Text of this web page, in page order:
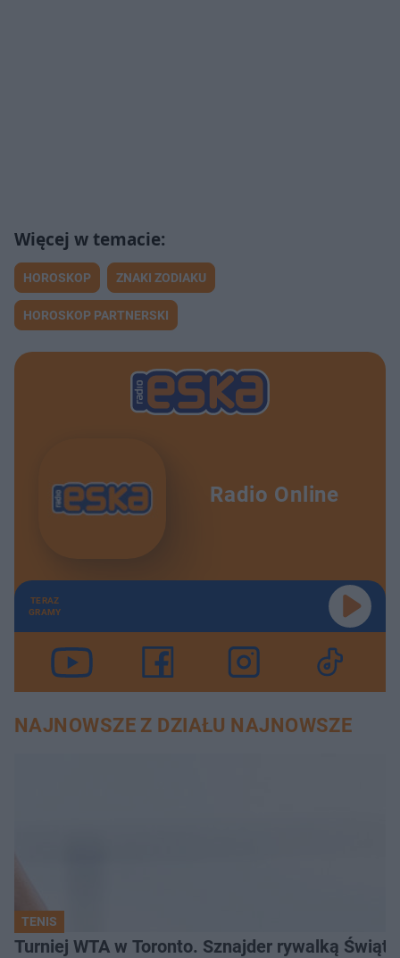
HOROSKOP ZNAKI ZODIAKU
HOROSKOP PARTNERSKI
Radio Online
TERAZ
GRAMY
NAJNOWSZE Z DZIAŁU NAJNOWSZE
TENIS
Turniej WTA w Toronto. Sznajder rywalką